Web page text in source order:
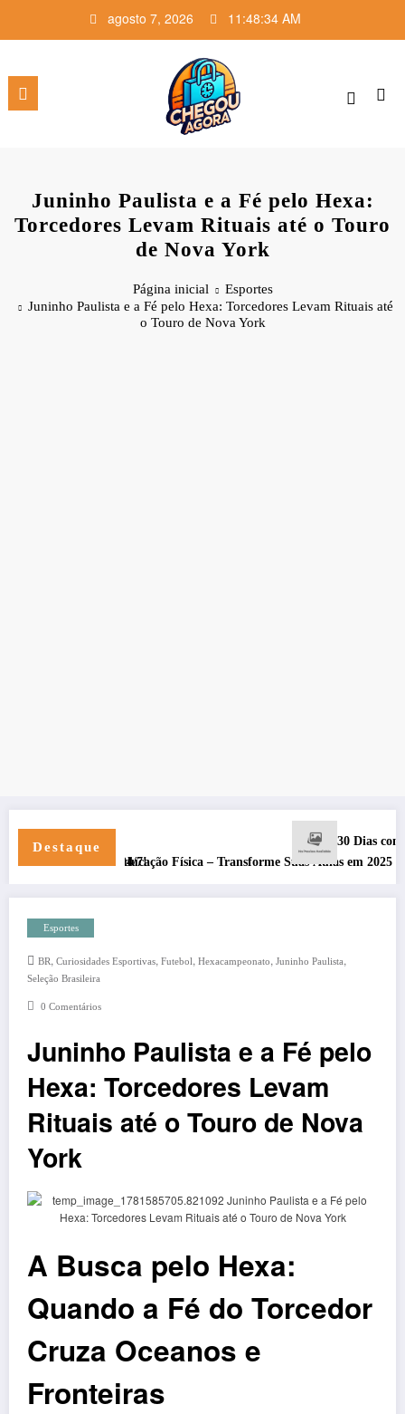
o
agosto 7, 2026 11:48:34 AM
Juninho Paulista e a Fé pelo Hexa:
Torcedores Levam Rituais até o Touro
de Nova York
Página inicial
Esportes
Juninho Paulista e a Fé pelo Hexa: Torcedores Levam Rituais até
o Touro de Nova York
Destaque
para Educação Física – Transforme Suas Aulas em 2025
30 Dias com Deus
Esportes
BR, Curiosidades Esportivas, Futebol, Hexacampeonato, Juninho Paulista,
Seleção Brasileira
0 Comentários
Juninho Paulista e a Fé pelo
Hexa: Torcedores Levam
Rituais até o Touro de Nova
York
A Busca pelo Hexa:
Quando a Fé do Torcedor
Cruza Oceanos e
Fronteiras